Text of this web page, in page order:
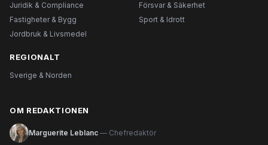
Juridik & Compliance
Försvar & Säkerhet
Fastigheter & Bygg
Sport & Idrott
Jordbruk & Livsmedel
REGIONALT
Sverige & Norden
OM REDAKTIONEN
Marguerite Leblanc — Chefredaktör